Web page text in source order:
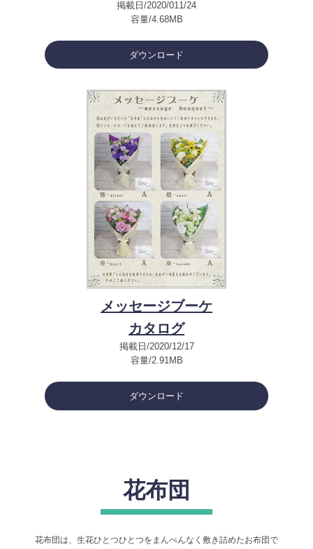
掲載日/2020/011/24
容量/4.68MB
ダウンロード
メッセージブーケ
カタログ
掲載日/2020/12/17
容量/2.91MB
ダウンロード
花布団
花布団は、生花ひとつひとつをまんべんなく敷き詰めたお布団で